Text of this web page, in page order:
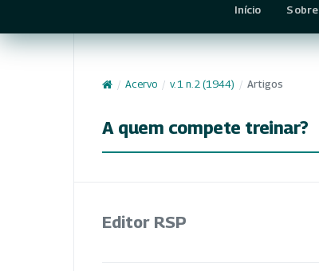
Início Sobre
/ Acervo / v. 1 n. 2 (1944) / Artigos
A quem compete treinar?
Editor RSP